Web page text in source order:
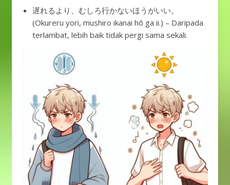
遅れるより、むしろ行かないほうがいい。
(Okureru yori, mushiro ikanai hō ga ii.) – Daripada
terlambat, lebih baik tidak pergi sama sekali.